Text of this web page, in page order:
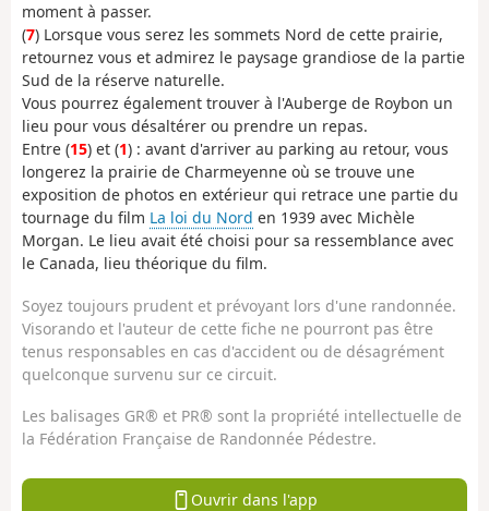
moment à passer.
(7) Lorsque vous serez les sommets Nord de cette prairie,
retournez vous et admirez le paysage grandiose de la partie
Sud de la réserve naturelle.
Vous pourrez également trouver à l'Auberge de Roybon un
lieu pour vous désaltérer ou prendre un repas.
Entre (15) et (1) : avant d'arriver au parking au retour, vous
longerez la prairie de Charmeyenne où se trouve une
exposition de photos en extérieur qui retrace une partie du
tournage du film La loi du Nord en 1939 avec Michèle
Morgan. Le lieu avait été choisi pour sa ressemblance avec
le Canada, lieu théorique du film.
Soyez toujours prudent et prévoyant lors d'une randonnée.
Visorando et l'auteur de cette fiche ne pourront pas être
tenus responsables en cas d'accident ou de désagrément
quelconque survenu sur ce circuit.
Les balisages GR® et PR® sont la propriété intellectuelle de
la Fédération Française de Randonnée Pédestre.
Ouvrir dans l'app